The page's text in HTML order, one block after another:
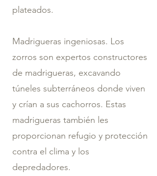
plateados.
Madrigueras ingeniosas. Los
zorros son expertos constructores
de madrigueras, excavando
túneles subterráneos donde viven
y crían a sus cachorros. Estas
madrigueras también les
proporcionan refugio y protección
contra el clima y los
depredadores.